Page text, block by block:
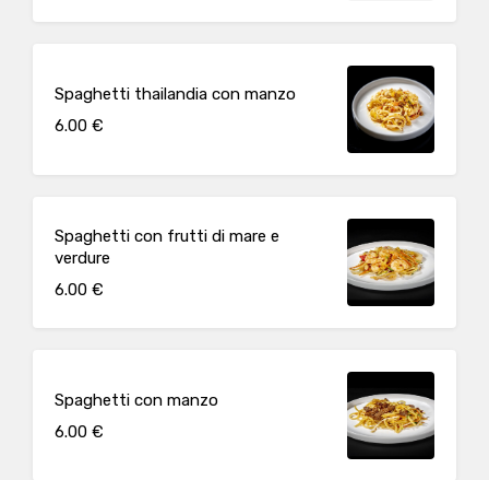
Spaghetti thailandia con manzo
6.00 €
Spaghetti con frutti di mare e
verdure
6.00 €
Spaghetti con manzo
6.00 €